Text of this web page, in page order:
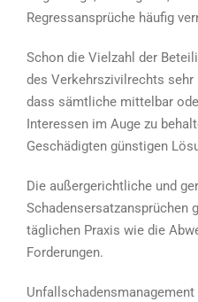
Regressansprüche häufig
Schon die Vielzahl der
des Verkehrszivilrechts
dass sämtliche mittelbar
Interessen im Auge zu
Geschädigten günstigen
Die außergerichtliche und
Schadensersatzansprüchen
täglichen Praxis wie die
Forderungen.